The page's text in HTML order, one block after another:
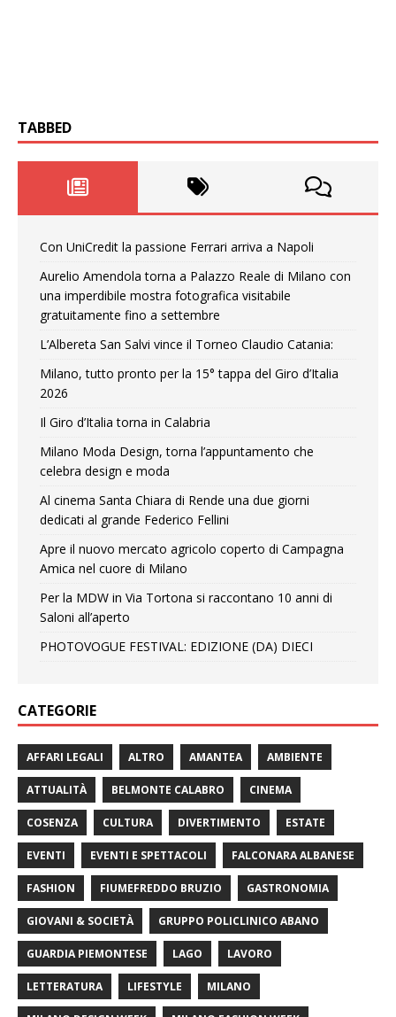
TABBED
Con UniCredit la passione Ferrari arriva a Napoli
Aurelio Amendola torna a Palazzo Reale di Milano con
una imperdibile mostra fotografica visitabile
gratuitamente fino a settembre
L’Albereta San Salvi vince il Torneo Claudio Catania:
Milano, tutto pronto per la 15° tappa del Giro d’Italia
2026
Il Giro d’Italia torna in Calabria
Milano Moda Design, torna l’appuntamento che
celebra design e moda
Al cinema Santa Chiara di Rende una due giorni
dedicati al grande Federico Fellini
Apre il nuovo mercato agricolo coperto di Campagna
Amica nel cuore di Milano
Per la MDW in Via Tortona si raccontano 10 anni di
Saloni all’aperto
PHOTOVOGUE FESTIVAL: EDIZIONE (DA) DIECI
CATEGORIE
AFFARI LEGALI ALTRO AMANTEA AMBIENTE
ATTUALITÀ BELMONTE CALABRO CINEMA
COSENZA CULTURA DIVERTIMENTO ESTATE
EVENTI EVENTI E SPETTACOLI FALCONARA ALBANESE
FASHION FIUMEFREDDO BRUZIO GASTRONOMIA
GIOVANI & SOCIETÀ GRUPPO POLICLINICO ABANO
GUARDIA PIEMONTESE LAGO LAVORO
LETTERATURA LIFESTYLE MILANO